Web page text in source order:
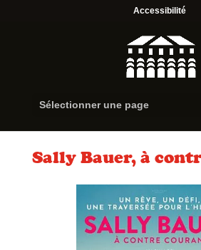
Accessibilité
Sélectionner une page
Sally Bauer, à